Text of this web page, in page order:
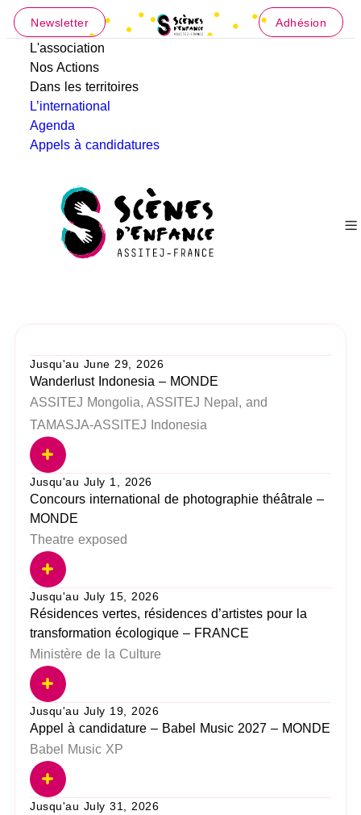
Newsletter Adhésion
L'association
Nos Actions
Dans les territoires
L’international
Agenda
Appels à candidatures
Jusqu'au June 29, 2026
Wanderlust Indonesia – MONDE
ASSITEJ Mongolia, ASSITEJ Nepal, and
TAMASJA-ASSITEJ Indonesia
Jusqu'au July 1, 2026
Concours international de photographie théâtrale –
MONDE
Theatre exposed
Jusqu'au July 15, 2026
Résidences vertes, résidences d’artistes pour la
transformation écologique – FRANCE
Ministère de la Culture
Jusqu'au July 19, 2026
Appel à candidature – Babel Music 2027 – MONDE
Babel Music XP
Jusqu'au July 31, 2026